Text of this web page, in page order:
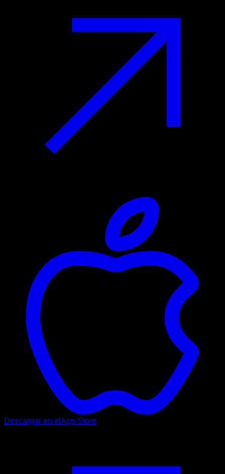
Descargar en el App Store